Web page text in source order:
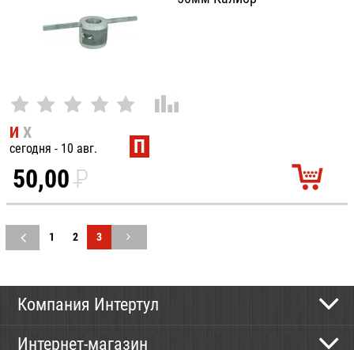
И Х
сегодня - 10 авг. П
50,00P
УБ.
1 2 3
Компания Интертул
Интернет-магазин